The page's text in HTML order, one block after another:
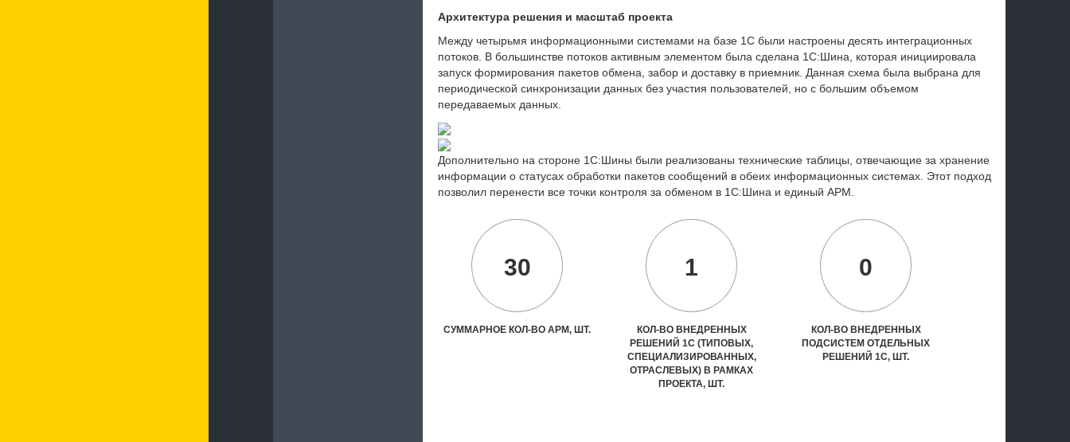
Архитектура решения и масштаб проекта
Между четырьмя информационными системами на базе 1С были настроены десять интеграционных
потоков. В большинстве потоков активным элементом была сделана 1С:Шина, которая инициировала
запуск формирования пакетов обмена, забор и доставку в приемник. Данная схема была выбрана для
периодической синхронизации данных без участия пользователей, но с большим объемом
передаваемых данных.
Дополнительно на стороне 1С:Шины были реализованы технические таблицы, отвечающие за хранение
информации о статусах обработки пакетов сообщений в обеих информационных системах. Этот подход
позволил перенести все точки контроля за обменом в 1С:Шина и единый АРМ.
30
СУММАРНОЕ КОЛ-ВО АРМ, ШТ.
1
КОЛ-ВО ВНЕДРЕННЫХ
РЕШЕНИЙ 1С (ТИПОВЫХ,
СПЕЦИАЛИЗИРОВАННЫХ,
ОТРАСЛЕВЫХ) В РАМКАХ
ПРОЕКТА, ШТ.
0
КОЛ-ВО ВНЕДРЕННЫХ
ПОДСИСТЕМ ОТДЕЛЬНЫХ
РЕШЕНИЙ 1С, ШТ.